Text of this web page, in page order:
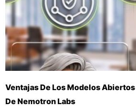
Ventajas De Los Modelos Abiertos
De Nemotron Labs